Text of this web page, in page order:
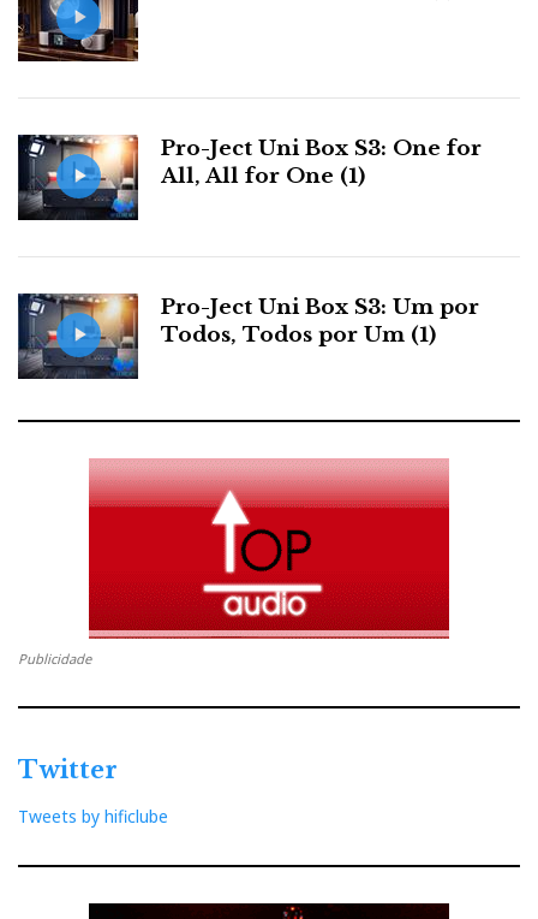
Pro-Ject Uni Box S3: One for
All, All for One (1)
Pro-Ject Uni Box S3: Um por
Todos, Todos por Um (1)
Publicidade
Twitter
Tweets by hificlube